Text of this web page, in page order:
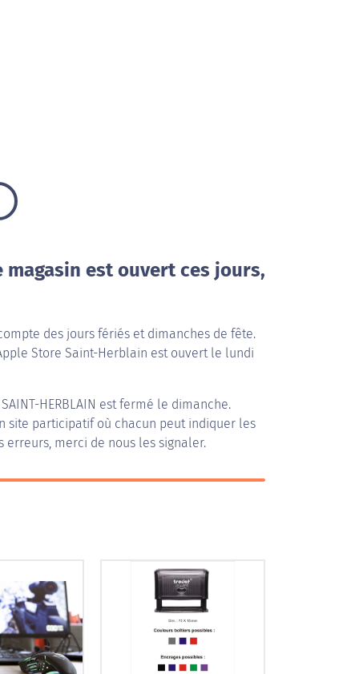
est ouvert ces jours,
des jours fériés et dimanches de fête.
Store Saint-Herblain est ouvert le lundi
SAINT-HERBLAIN est fermé le dimanche.
site participatif où chacun peut indiquer les
erreurs, merci de nous les signaler.